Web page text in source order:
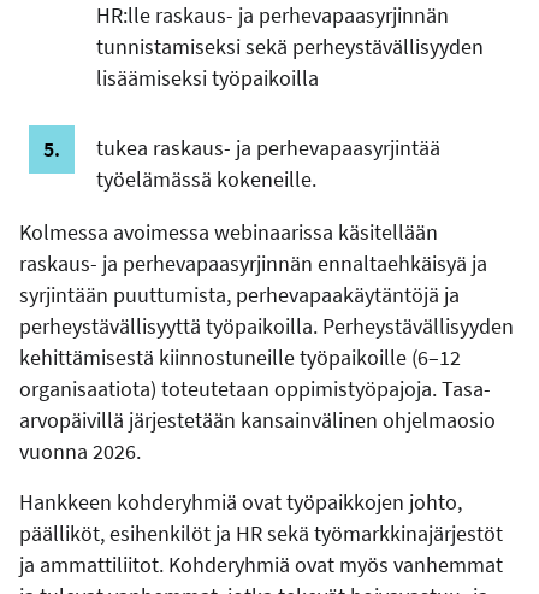
HR:lle raskaus- ja perhevapaasyrjinnän
tunnistamiseksi sekä perheystävällisyyden
lisäämiseksi työpaikoilla
tukea raskaus- ja perhevapaasyrjintää
työelämässä kokeneille.
Kolmessa avoimessa webinaarissa käsitellään
raskaus- ja perhevapaasyrjinnän ennaltaehkäisyä ja
syrjintään puuttumista, perhevapaakäytäntöjä ja
perheystävällisyyttä työpaikoilla. Perheystävällisyyden
kehittämisestä kiinnostuneille työpaikoille (6–12
organisaatiota) toteutetaan oppimistyöpajoja. Tasa-
arvopäivillä järjestetään kansainvälinen ohjelmaosio
vuonna 2026.
Hankkeen kohderyhmiä ovat työpaikkojen johto,
päälliköt, esihenkilöt ja HR sekä työmarkkinajärjestöt
ja ammattiliitot. Kohderyhmiä ovat myös vanhemmat